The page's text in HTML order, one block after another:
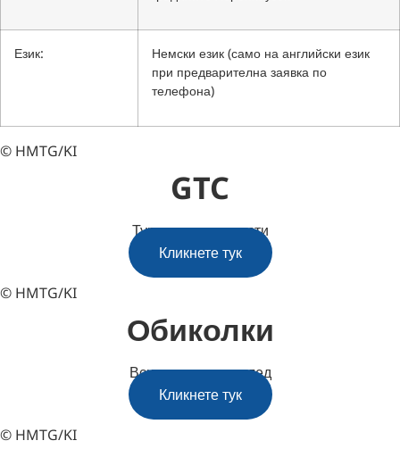
Език:
Немски език (само на английски език
при предварителна заявка по
телефона)
© HMTG/KI
GTC
Туристически пакети
Кликнете тук
© HMTG/KI
Обиколки
Всичко с един поглед
Кликнете тук
© HMTG/KI